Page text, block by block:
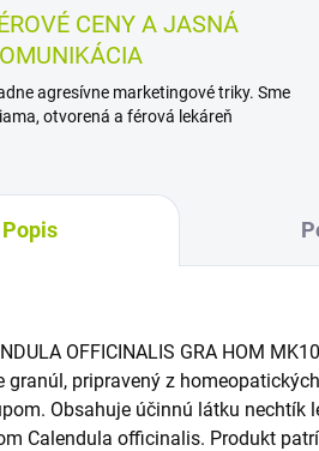
CENY A JASNÁ
agresívne marketingové triky. Sme
otvorená a férová lekáreň
Popis
OFFICINALIS GRA HOM
granúl, pripravený z
Obsahuje účinnú látku nechtík
Calendula officinalis. Produkt